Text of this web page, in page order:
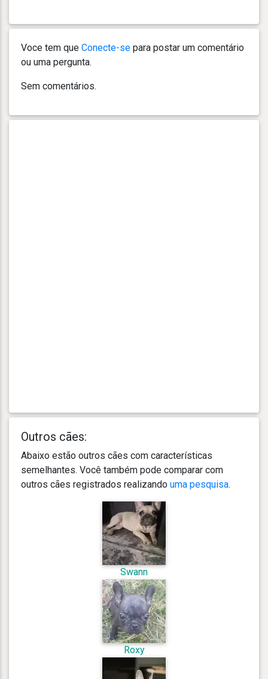
Voce tem que Conecte-se para postar um comentário
ou uma pergunta.
Sem comentários.
Outros cães:
Abaixo estão outros cães com características
semelhantes. Você também pode comparar com
outros cães registrados realizando uma pesquisa.
Swann
Roxy